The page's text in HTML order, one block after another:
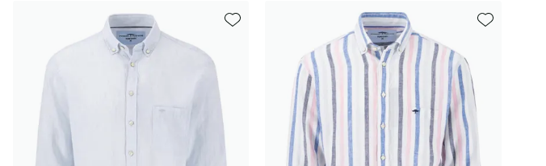
aan favorieten Toevoegen aan favorieten